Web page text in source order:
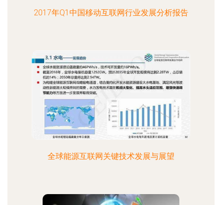
2017年Q1中国移动互联网行业发展分析报告
全球能源互联网关键技术发展与展望